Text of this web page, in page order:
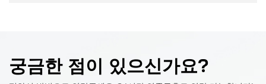
궁금한 점이 있으신가요?